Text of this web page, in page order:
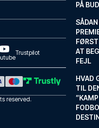
PÅ
AT
FEJL
HVAD
TIL
Trustpilot
reserved.